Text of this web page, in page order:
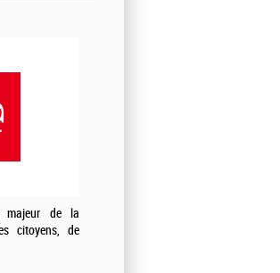
majeur de la
citoyens, de